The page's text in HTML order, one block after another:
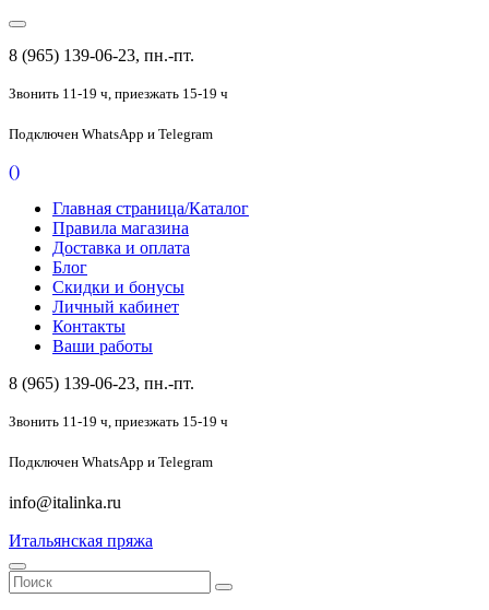
8 (965) 139-06-23, пн.-пт.
Звонить 11-19 ч, приезжать 15-19 ч
Подключен WhatsApp и Telegram
()
Главная страница/Каталог
Правила магазина
Доставка и оплата
Блог
Скидки и бонусы
Личный кабинет
Контакты
Ваши работы
8 (965) 139-06-23, пн.-пт.
Звонить 11-19 ч, приезжать 15-19 ч
Подключен WhatsApp и Telegram
info@italinka.ru
Итальянская пряжа